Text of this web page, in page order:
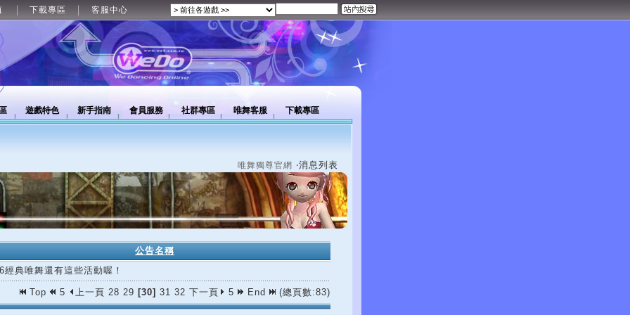
下載專區 客服中心
遊戲特色 新手指南 會員服務 社群專區 唯舞客服 下載專區
唯舞獨尊官網 ‧消息列表
公告名稱
經典唯舞還有這些活動喔！
Top 5 上一頁 28 29 [30] 31 32 下一頁 5 End (總頁數:83)